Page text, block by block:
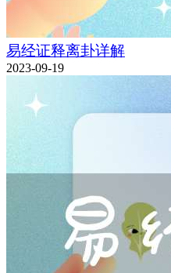
易经证释离卦详解
2023-09-19